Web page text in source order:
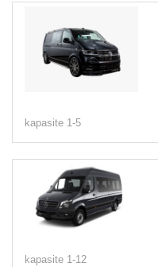
kapasite 1-5
kapasite 1-12